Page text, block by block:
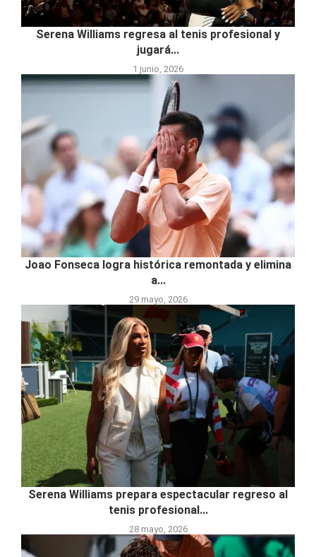
Serena Williams regresa al tenis profesional y
jugará...
1 junio, 2026
Joao Fonseca logra histórica remontada y elimina
a...
29 mayo, 2026
Serena Williams prepara espectacular regreso al
tenis profesional...
28 mayo, 2026